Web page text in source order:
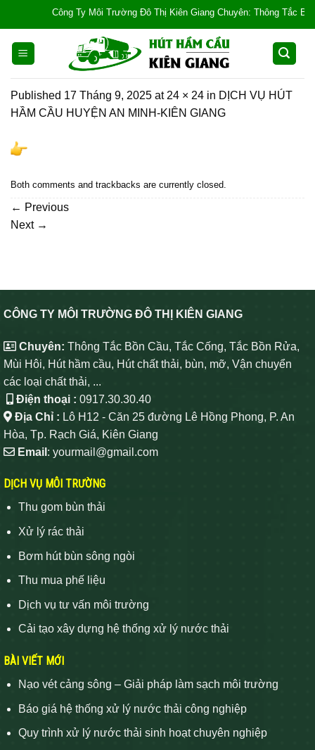
content
Công Ty Môi Trường Đô Thị Kiên Giang Chuyên: Thông Tắc
Published 17 Tháng 9, 2025 at 24 × 24 in DỊCH VỤ HÚT
HẦM CẦU HUYỆN AN MINH-KIÊN GIANG
Both comments and trackbacks are currently closed.
← Previous
Next →
CÔNG TY MÔI TRƯỜNG ĐÔ THỊ KIÊN GIANG
Chuyên: Thông Tắc Bồn Cầu, Tắc Cống, Tắc Bồn Rửa,
Mùi Hôi, Hút hầm cầu, Hút chất thải, bùn, mỡ, Vận chuyển
các loại chất thải, ...
Điện thoại : 0917.30.30.40
Địa Chỉ : Lô H12 - Căn 25 đường Lê Hồng Phong, P. An
Hòa, Tp. Rạch Giá, Kiên Giang
Email : yourmail@gmail.com
DỊCH VỤ MÔI TRƯỜNG
Thu gom bùn thải
Xử lý rác thải
Bơm hút bùn sông ngòi
Thu mua phế liệu
Dịch vụ tư vấn môi trường
Cải tạo xây dựng hệ thống xử lý nước thải
BÀI VIẾT MỚI
Nạo vét cảng sông – Giải pháp làm sạch môi trường
Báo giá hệ thống xử lý nước thải công nghiệp
Quy trình xử lý nước thải sinh hoạt chuyên nghiệp